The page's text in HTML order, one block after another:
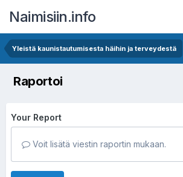
Naimisiin.info
Yleistä kaunistautumisesta häihin ja terveydestä
Raportoi
Your Report
Voit lisätä viestin raportin mukaan.